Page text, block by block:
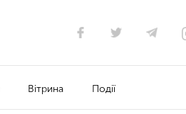
Вітрина Події